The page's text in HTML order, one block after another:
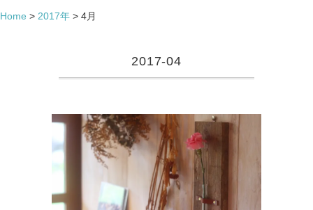
Home > 2017年 > 4月
2017-04